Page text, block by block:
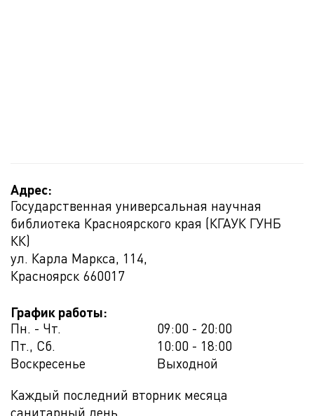
Адрес:
Государственная универсальная научная
библиотека Красноярского края (КГАУК ГУНБ
КК)
ул. Карла Маркса, 114,
Красноярск 660017
График работы:
Пн. - Чт.
09:00 - 20:00
Пт., Сб.
10:00 - 18:00
Воскресенье
Выходной
Каждый последний вторник месяца
санитарный день